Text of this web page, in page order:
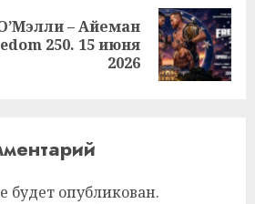
– Айеман
250. 15 июня
2026
будет опубликован.